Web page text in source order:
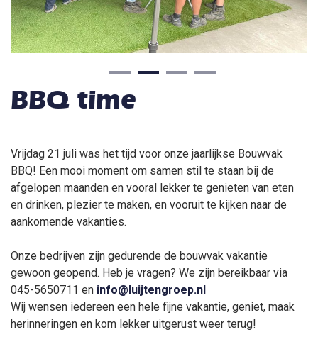
BBQ time
Vrijdag 21 juli was het tijd voor onze jaarlijkse Bouwvak
BBQ! Een mooi moment om samen stil te staan bij de
afgelopen maanden en vooral lekker te genieten van eten
en drinken, plezier te maken, en vooruit te kijken naar de
aankomende vakanties.
Onze bedrijven zijn gedurende de bouwvak vakantie
gewoon geopend. Heb je vragen? We zijn bereikbaar via
045-5650711 en info@luijtengroep.nl
Wij wensen iedereen een hele fijne vakantie, geniet, maak
herinneringen en kom lekker uitgerust weer terug!